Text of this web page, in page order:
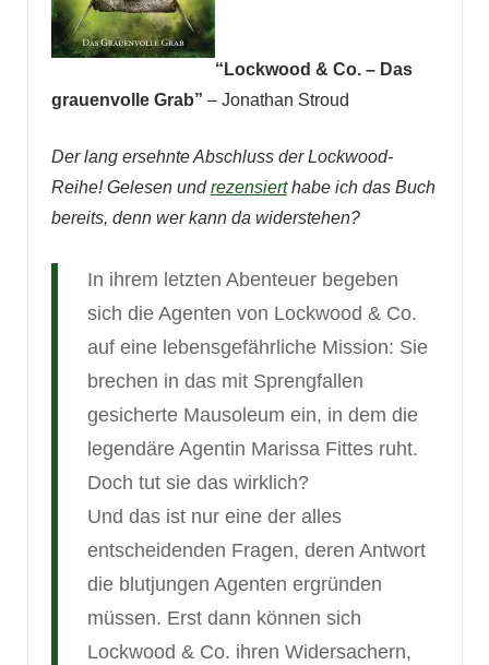
“Lockwood & Co. – Das
grauenvolle Grab” – Jonathan Stroud
Der lang ersehnte Abschluss der Lockwood-
Reihe! Gelesen und rezensierthabe ich das Buch
bereits, denn wer kann da widerstehen?
In ihrem letzten Abenteuer begeben
sich die Agenten von Lockwood & Co.
auf eine lebensgefährliche Mission: Sie
brechen in das mit Sprengfallen
gesicherte Mausoleum ein, in dem die
legendäre Agentin Marissa Fittes ruht.
Doch tut sie das wirklich?
Und das ist nur eine der alles
entscheidenden Fragen, deren Antwort
die blutjungen Agenten ergründen
müssen. Erst dann können sich
Lockwood & Co. ihren Widersachern,